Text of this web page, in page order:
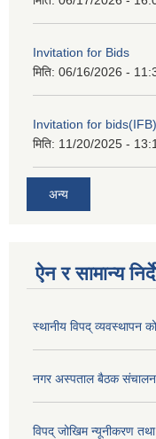
Invitation for Bids
मिति: 06/16/2026 -
Invitation for bids(IFB)
मिति: 11/20/2025 -
अन्य
ऐन र सामान्य
स्थानीय विपद् व्यवस्थापन
नगर अस्पताल बैठक संचालन
विपद् जोखिम न्यूनीकरण